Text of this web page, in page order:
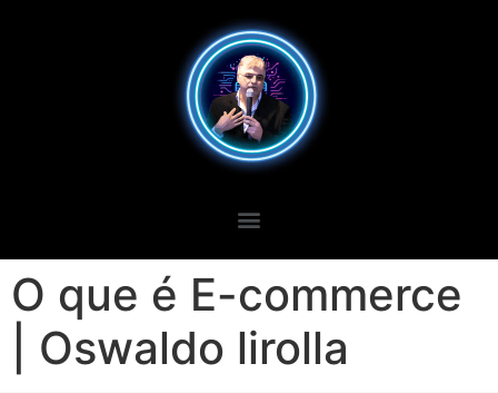
O que é E-commerce
| Oswaldo lirolla